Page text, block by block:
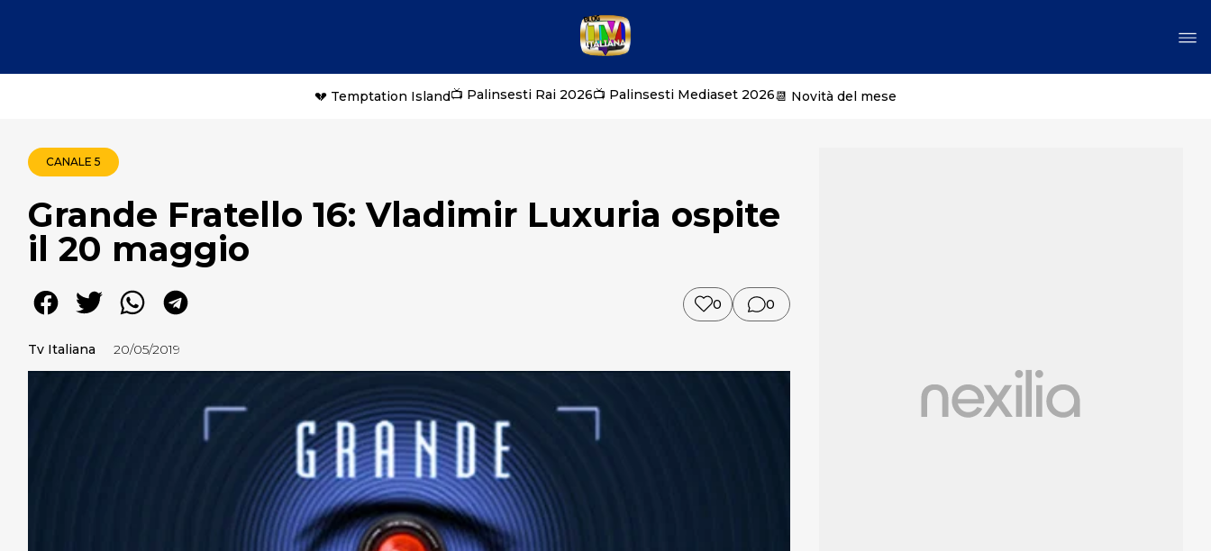
💔 Temptation Island📺 Palinsesti Rai 2026📺 Palinsesti Mediaset 2026📆 Novità del mese
CANALE 5
Grande Fratello 16: Vladimir Luxuria ospite
il 20 maggio
0 0
Tv Italiana 20/05/2019